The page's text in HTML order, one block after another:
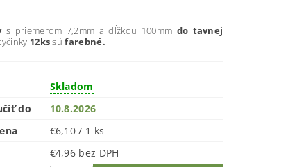
s priemerom 7,2mm a dĺžkou 100mm do tavnej
12kssú farebné.
Skladom
do
10.8.2026
€6,10 / 1 ks
€4,96 bez DPH